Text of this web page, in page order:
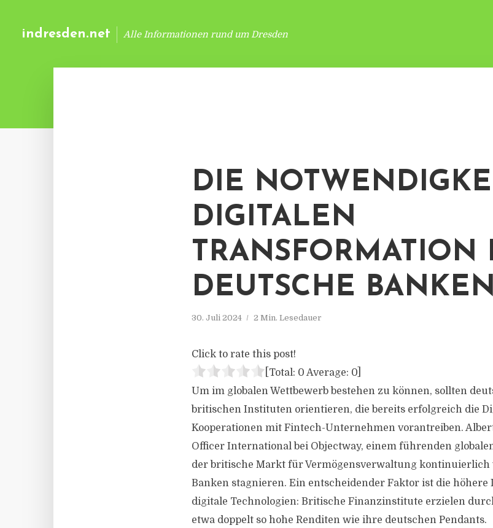
indresden.net Alle Informationen rund um Dresden
DIE
DIGITALEN
TRANSFORMATION
DEUTSCHE BANKEN
30. Juli 2024 2 Min. Lesedauer
Click to rate this post!
[Total: 0 Average: 0
Um im globalen Wettbewerb bestehen zu können, sollten
britischen Instituten orientieren, die bereits erfolgreich die
Kooperationen mit Fintech-Unternehmen vorantreiben.
Officer International bei Objectway, einem führenden
der britische Markt für Vermögensverwaltung kontinuierlich
Banken stagnieren. Ein entscheidender Faktor ist die
digitale Technologien: Britische Finanzinstitute erzielen
etwa doppelt so hohe Renditen wie ihre deutschen Pendants.